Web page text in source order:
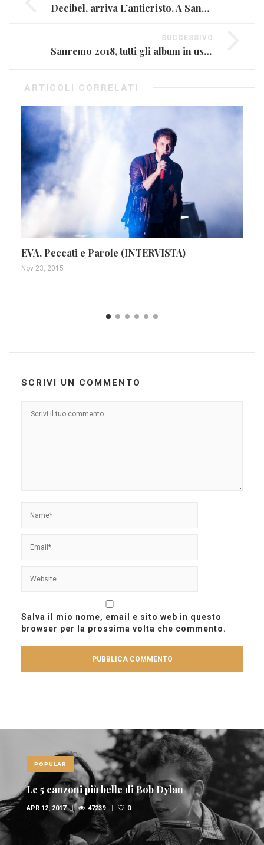
Decibel, arriva L’anticristo. A Sanremo Ruggeri & co. cantano Lettera dal Duca
SUCCESSIVO
Sanremo 2018, tutti gli album in uscita
ARTICOLI CORRELATI
EVA, Peccati e Parole (INTERVISTA)
Nov 23, 2015
SCRIVI UN COMMENTO
Salva il mio nome, email e sito web in questo
browser per la prossima volta che commento.
POPULAR
Le 10 canzoni più sexy di sempre
FEB 6, 2017 36946 1